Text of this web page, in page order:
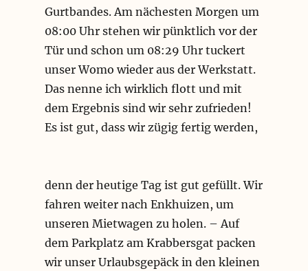
Gurtbandes. Am nächesten Morgen um
08:00 Uhr stehen wir pünktlich vor der
Tür und schon um 08:29 Uhr tuckert
unser Womo wieder aus der Werkstatt.
Das nenne ich wirklich flott und mit
dem Ergebnis sind wir sehr zufrieden!
Es ist gut, dass wir zügig fertig werden,
denn der heutige Tag ist gut gefüllt. Wir
fahren weiter nach Enkhuizen, um
unseren Mietwagen zu holen. – Auf
dem Parkplatz am Krabbersgat packen
wir unser Urlaubsgepäck in den kleinen